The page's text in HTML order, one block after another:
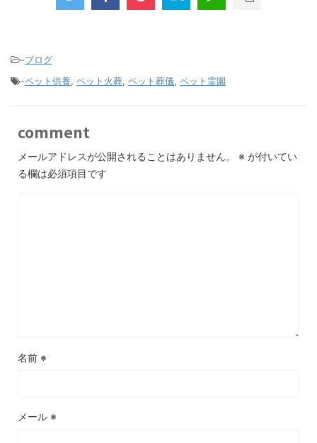
-ブログ
-ペット供養, ペット火葬, ペット葬儀, ペット霊園
comment
メールアドレスが公開されることはありません。 ※ が付いてい
る欄は必須項目です
名前 ※
メール ※